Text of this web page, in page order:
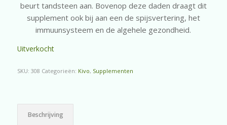
beurt tandsteen aan. Bovenop deze daden draagt dit
supplement ook bij aan een de spijsvertering, het
immuunsysteem en de algehele gezondheid.
Uitverkocht
SKU: 308 Categorieën: Kivo, Supplementen
Beschrijving